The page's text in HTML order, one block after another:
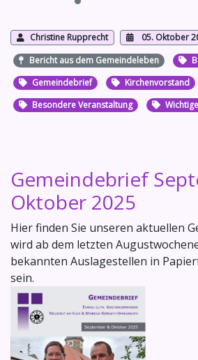
Christine Rupprecht
05. Oktober
Bericht aus dem Gemeindeleben
Gemeindebrief
Kirchenvorstand
Besondere Veranstaltung
Gemeindebrief
Oktober 2025
Hier finden Sie unseren aktuellen
wird ab dem letzten
bekannten Auslagestellen in
sein.